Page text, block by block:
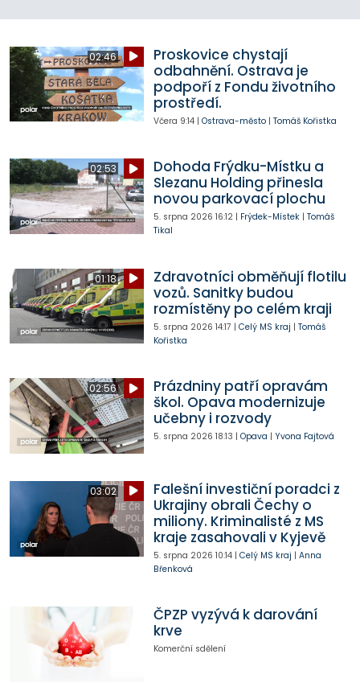
02:46
Proskovice chystají
odbahnění. Ostrava je
podpoří z Fondu životního
prostředí.
Včera 9:14| Ostrava-město| Tomáš Kořistka
02:53
Dohoda Frýdku-Místku a
Slezanu Holding přinesla
novou parkovací plochu
5. srpna 2026 16:12| Frýdek-Místek| Tomáš
Tikal
01:18
Zdravotníci obměňují flotilu
vozů. Sanitky budou
rozmístěny po celém kraji
5. srpna 2026 14:17 | Celý MS kraj | Tomáš
Kořistka
02:56
Prázdniny patří opravám
škol. Opava modernizuje
učebny i rozvody
5. srpna 2026 18:13 | Opava | Yvona Fajtová
03:02
Falešní investiční poradci z
Ukrajiny obrali Čechy o
miliony. Kriminalisté z MS
kraje zasahovali v Kyjevě
5. srpna 2026 10:14| Celý MS kraj | Anna
Břenková
ČPZP vyzývá k darování
krve
Komerční sdělení